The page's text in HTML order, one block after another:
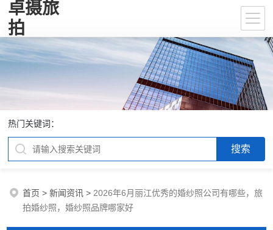
卓摄旅
拍
热门关键词：
首页 >新闻资讯 > 2026年6月丽江优秀的婚纱照公司有哪些，旅
拍婚纱照，婚纱照品牌哪家好